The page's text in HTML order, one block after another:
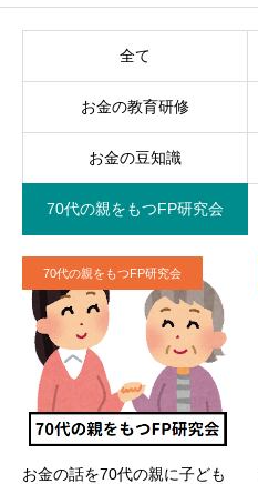
全て
お金の教育研修
お金の豆知識
70代の親をもつFP研究会
70代の親をもつFP研究会
お金の話を70代の親に子ども
お問い合わせ